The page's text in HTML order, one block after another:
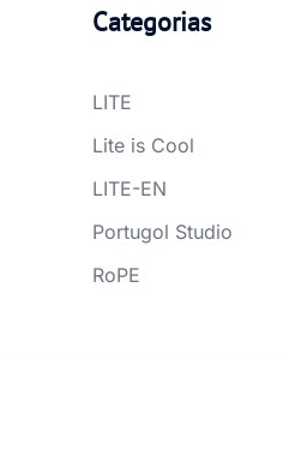
Categorias
LITE
Lite is Cool
LITE-EN
Portugol Studio
RoPE